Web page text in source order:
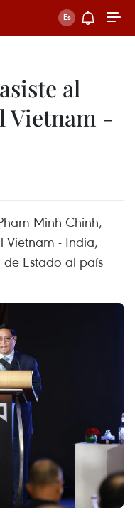
al
Vietnam -
Minh Chinh,
Vietnam - India,
Estado al país